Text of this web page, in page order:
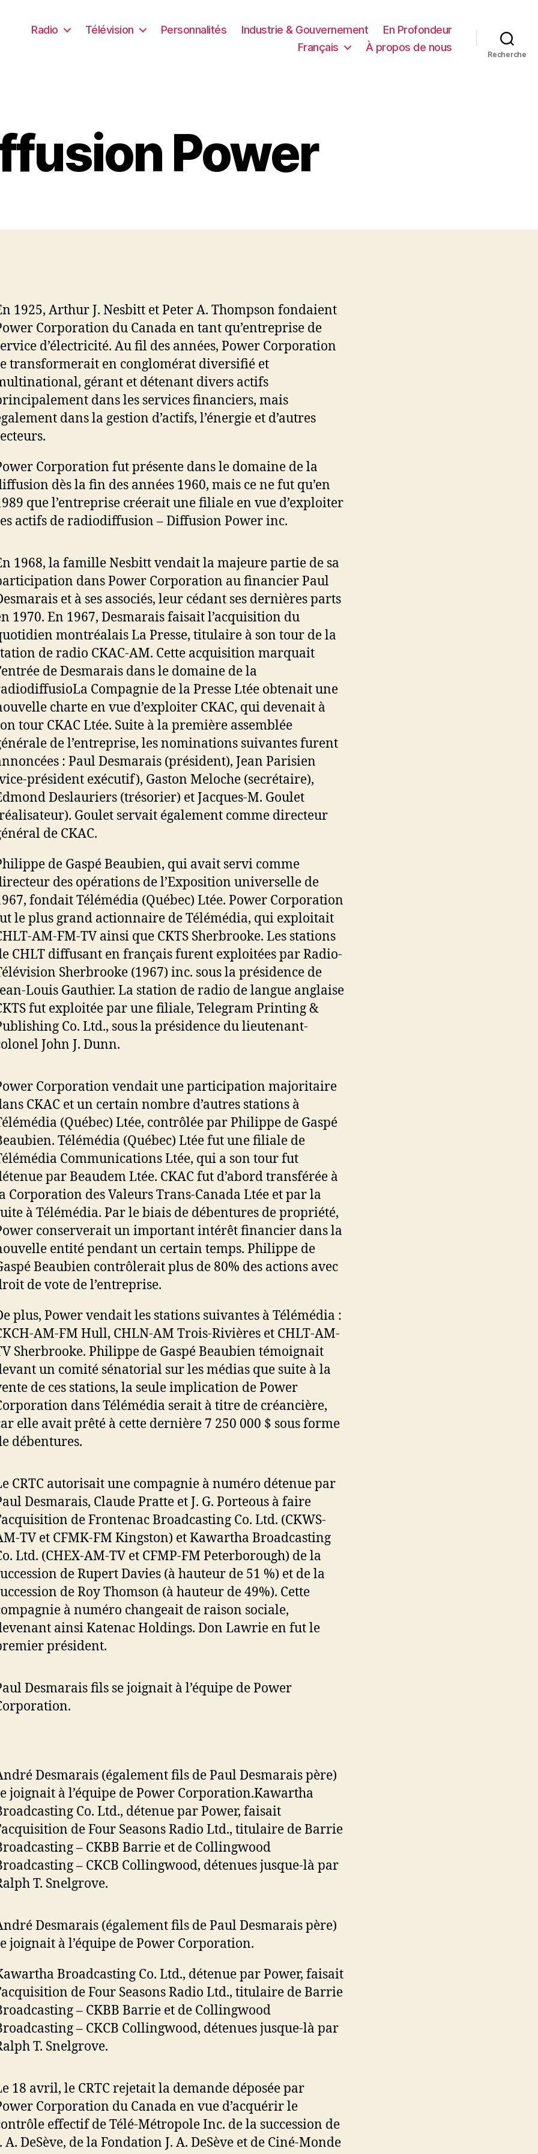
Radio Télévision Personnalités Industrie & Gouvernement
En Profondeur
Français
À propos de nous
Recherche
Power
1925, Arthur J. Nesbitt et Peter A. Thompson fondaient
Corporation du Canada en tant qu’entreprise de
d’électricité. Au fil des années, Power Corporation
transformerait en conglomérat diversifié et
gérant et détenant divers actifs
dans les services financiers, mais
dans la gestion d’actifs, l’énergie et d’autres
Corporation fut présente dans le domaine de la
dès la fin des années 1960, mais ce ne fut qu’en
que l’entreprise créerait une filiale en vue d’exploiter
actifs de radiodiffusion – Diffusion Power inc.
1968, la famille Nesbitt vendait la majeure partie de sa
dans Power Corporation au financier Paul
et à ses associés, leur cédant ses dernières parts
1970. En 1967, Desmarais faisait l’acquisition du
montréalais La Presse, titulaire à son tour de la
de radio CKAC-AM. Cette acquisition marquait
de Desmarais dans le domaine de la
Compagnie de la Presse Ltée obtenait une
charte en vue d’exploiter CKAC, qui devenait à
tour CKAC Ltée. Suite à la première assemblée
de l’entreprise, les nominations suivantes furent
: Paul Desmarais (président), Jean Parisien
président exécutif), Gaston Meloche (secrétaire),
Deslauriers (trésorier) et Jacques-M. Goulet
Goulet servait également comme directeur
de CKAC.
de Gaspé Beaubien, qui avait servi comme
des opérations de l’Exposition universelle de
fondait Télémédia (Québec) Ltée. Power Corporation
le plus grand actionnaire de Télémédia, qui exploitait
AM-FM-TV ainsi que CKTS Sherbrooke. Les stations
CHLT diffusant en français furent exploitées par Radio-
Sherbrooke (1967) inc. sous la présidence de
Louis Gauthier. La station de radio de langue anglaise
fut exploitée par une filiale, Telegram Printing &
Co. Ltd., sous la présidence du lieutenant-
John J. Dunn.
Corporation vendait une participation majoritaire
CKAC et un certain nombre d’autres stations à
(Québec) Ltée, contrôlée par Philippe de Gaspé
Télémédia (Québec) Ltée fut une filiale de
Communications Ltée, qui a son tour fut
par Beaudem Ltée. CKAC fut d’abord transférée à
Corporation des Valeurs Trans-Canada Ltée et par la
à Télémédia. Par le biais de débentures de propriété,
conserverait un important intérêt financier dans la
entité pendant un certain temps. Philippe de
Beaubien contrôlerait plus de 80% des actions avec
de vote de l’entreprise.
plus, Power vendait les stations suivantes à Télémédia :
AM-FM Hull, CHLN-AM Trois-Rivières et CHLT-AM-
Sherbrooke. Philippe de Gaspé Beaubien témoignait
un comité sénatorial sur les médias que suite à la
de ces stations, la seule implication de Power
dans Télémédia serait à titre de créancière,
elle avait prêté à cette dernière 7 250 000 $ sous forme
débentures.
CRTC autorisait une compagnie à numéro détenue par
Desmarais, Claude Pratte et J. G. Porteous à faire
de Frontenac Broadcasting Co. Ltd. (CKWS-
TV et CFMK-FM Kingston) et Kawartha Broadcasting
Ltd. (CHEX-AM-TV et CFMP-FM Peterborough) de la
de Rupert Davies (à hauteur de 51 %) et de la
de Roy Thomson (à hauteur de 49%). Cette
à numéro changeait de raison sociale,
ainsi Katenac Holdings. Don Lawrie en fut le
président.
Desmarais fils se joignait à l’équipe de Power
Desmarais (également fils de Paul Desmarais père)
joignait à l’équipe de Power Corporation.Kawartha
Co. Ltd., détenue par Power, faisait
de Four Seasons Radio Ltd., titulaire de Barrie
– CKBB Barrie et de Collingwood
– CKCB Collingwood, détenues jusque-là par
T. Snelgrove.
Desmarais (également fils de Paul Desmarais père)
joignait à l’équipe de Power Corporation.
Broadcasting Co. Ltd., détenue par Power, faisait
de Four Seasons Radio Ltd., titulaire de Barrie
– CKBB Barrie et de Collingwood
– CKCB Collingwood, détenues jusque-là par
T. Snelgrove.
18 avril, le CRTC rejetait la demande déposée par
Corporation du Canada en vue d’acquérir le
effectif de Télé-Métropole Inc. de la succession de
A. DeSève, de la Fondation J. A. DeSève et de Ciné-Monde